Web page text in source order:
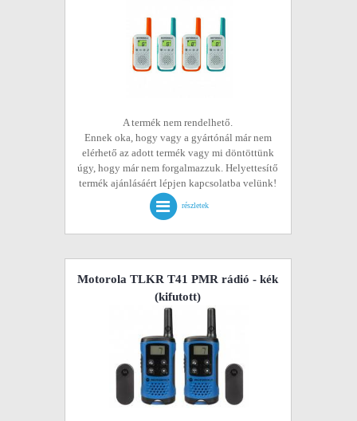
A termék nem rendelhető.
Ennek oka, hogy vagy a gyártónál már nem
elérhető az adott termék vagy mi döntöttünk
úgy, hogy már nem forgalmazzuk. Helyettesítő
termék ajánlásáért lépjen kapcsolatba velünk!
részletek
Motorola TLKR T41 PMR rádió - kék
(kifutott)